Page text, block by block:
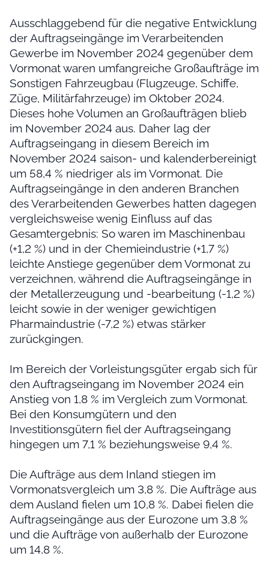
Ausschlaggebend für die negative Entwicklung
der Auftragseingänge im Verarbeitenden
Gewerbe im November 2024 gegenüber dem
Vormonat waren umfangreiche Großaufträge im
Sonstigen Fahrzeugbau (Flugzeuge, Schiffe,
Züge, Militärfahrzeuge) im Oktober 2024.
Dieses hohe Volumen an Großaufträgen blieb
im November 2024 aus. Daher lag der
Auftragseingang in diesem Bereich im
November 2024 saison- und kalenderbereinigt
um 58,4 % niedriger als im Vormonat. Die
Auftragseingänge in den anderen Branchen
des Verarbeitenden Gewerbes hatten dagegen
vergleichsweise wenig Einfluss auf das
Gesamtergebnis: So waren im Maschinenbau
(+1,2 %) und in der Chemieindustrie (+1,7 %)
leichte Anstiege gegenüber dem Vormonat zu
verzeichnen, während die Auftragseingänge in
der Metallerzeugung und -bearbeitung (-1,2 %)
leicht sowie in der weniger gewichtigen
Pharmaindustrie (-7,2 %) etwas stärker
zurückgingen.
Im Bereich der Vorleistungsgüter ergab sich für
den Auftragseingang im November 2024 ein
Anstieg von 1,8 % im Vergleich zum Vormonat.
Bei den Konsumgütern und den
Investitionsgütern fiel der Auftragseingang
hingegen um 7,1 % beziehungsweise 9,4 %.
Die Aufträge aus dem Inland stiegen im
Vormonatsvergleich um 3,8 %. Die Aufträge aus
dem Ausland fielen um 10,8 %. Dabei fielen die
Auftragseingänge aus der Eurozone um 3,8 %
und die Aufträge von außerhalb der Eurozone
um 14,8 %.